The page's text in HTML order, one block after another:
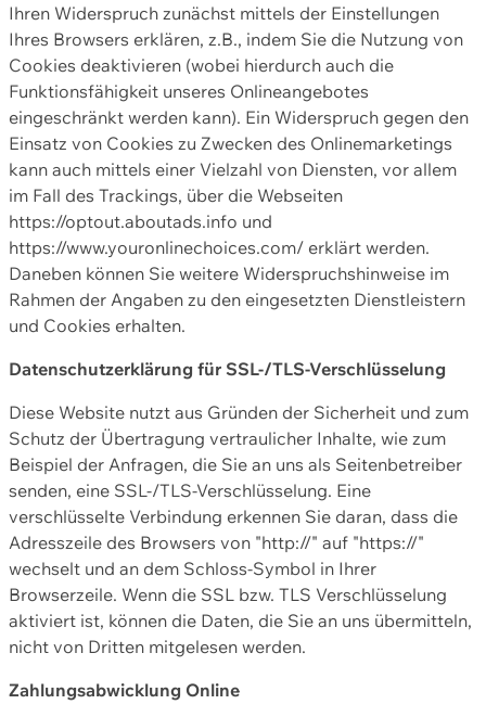
Ihren Widerspruch zunächst mittels der Einstellungen
Ihres Browsers erklären, z.B., indem Sie die Nutzung von
Cookies deaktivieren (wobei hierdurch auch die
Funktionsfähigkeit unseres Onlineangebotes
eingeschränkt werden kann). Ein Widerspruch gegen den
Einsatz von Cookies zu Zwecken des Onlinemarketings
kann auch mittels einer Vielzahl von Diensten, vor allem
im Fall des Trackings, über die Webseiten
https://optout.aboutads.info und
https://www.youronlinechoices.com/ erklärt werden.
Daneben können Sie weitere Widerspruchshinweise im
Rahmen der Angaben zu den eingesetzten Dienstleistern
und Cookies erhalten.
Datenschutzerklärung für SSL-/TLS-Verschlüsselung
Diese Website nutzt aus Gründen der Sicherheit und zum
Schutz der Übertragung vertraulicher Inhalte, wie zum
Beispiel der Anfragen, die Sie an uns als Seitenbetreiber
senden, eine SSL-/TLS-Verschlüsselung. Eine
verschlüsselte Verbindung erkennen Sie daran, dass die
Adresszeile des Browsers von "http://" auf "https://"
wechselt und an dem Schloss-Symbol in Ihrer
Browserzeile. Wenn die SSL bzw. TLS Verschlüsselung
aktiviert ist, können die Daten, die Sie an uns übermitteln,
nicht von Dritten mitgelesen werden.
Zahlungsabwicklung Online